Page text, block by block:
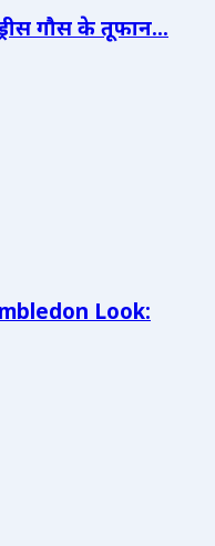
गौस के तूफान...
Look: